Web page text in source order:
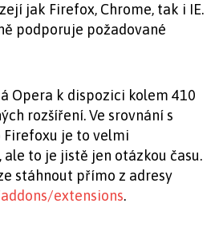
jak Firefox, Chrome, tak i IE.
podporuje požadované
Opera k dispozici kolem 410
rozšíření. Ve srovnání s
Firefoxu je to velmi
to je jistě jen otázkou času.
stáhnout přímo z adresy
extensions.